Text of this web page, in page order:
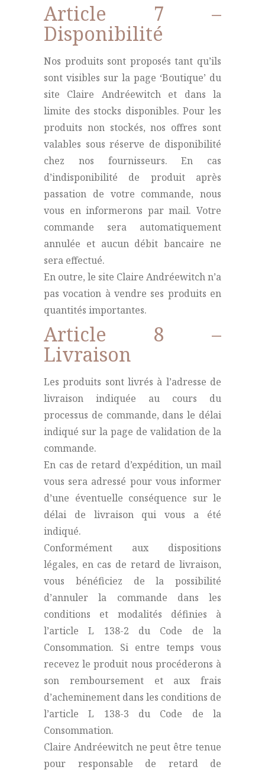
Article 7 –
Disponibilité
Nos produits sont proposés tant qu’ils
sont visibles sur la page ‘Boutique’ du
site Claire Andréewitch et dans la
limite des stocks disponibles. Pour les
produits non stockés, nos offres sont
valables sous réserve de disponibilité
chez nos fournisseurs. En cas
d’indisponibilité de produit après
passation de votre commande, nous
vous en informerons par mail. Votre
commande sera automatiquement
annulée et aucun débit bancaire ne
sera effectué.
En outre, le site Claire Andréewitch n’a
pas vocation à vendre ses produits en
quantités importantes.
Article 8 –
Livraison
Les produits sont livrés à l’adresse de
livraison indiquée au cours du
processus de commande, dans le délai
indiqué sur la page de validation de la
commande.
En cas de retard d’expédition, un mail
vous sera adressé pour vous informer
d’une éventuelle conséquence sur le
délai de livraison qui vous a été
indiqué.
Conformément aux dispositions
légales, en cas de retard de livraison,
vous bénéficiez de la possibilité
d’annuler la commande dans les
conditions et modalités définies à
l’article L 138-2 du Code de la
Consommation. Si entre temps vous
recevez le produit nous procéderons à
son remboursement et aux frais
d’acheminement dans les conditions de
l’article L 138-3 du Code de la
Consommation.
Claire Andréewitch ne peut être tenue
pour responsable de retard de